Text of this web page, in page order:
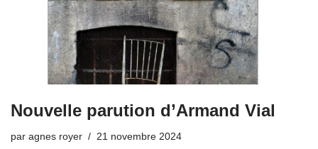
Nouvelle parution d’Armand Vial
par agnes royer 21 novembre 2024